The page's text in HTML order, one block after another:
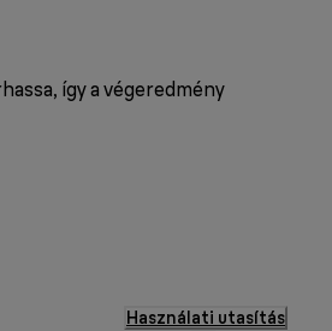
így a végeredmény
Használati utasítás